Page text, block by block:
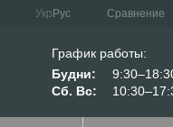
Укр Рус Сравнение
График работы:
Будни:
Сб. Вс: